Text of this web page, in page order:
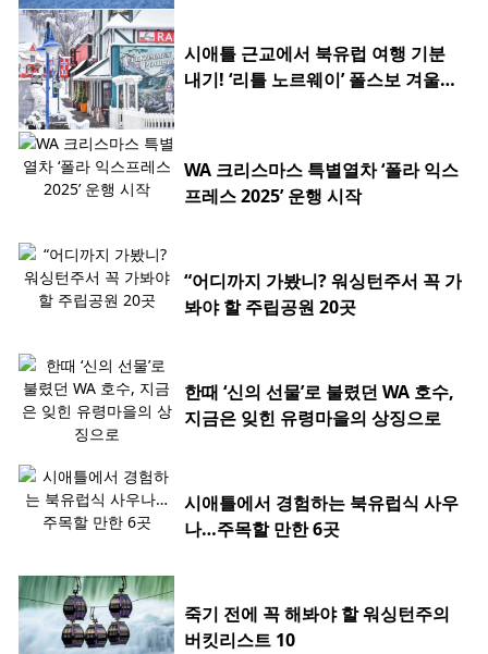
시애틀 근교에서 북유럽 여행 기분
내기! ‘리틀 노르웨이’ 폴스보 겨울여
WA 크리스마스 특별열차 ‘폴라 익스
프레스 2025’ 운행 시작
“어디까지 가봤니? 워싱턴주서 꼭 가
봐야 할 주립공원 20곳
한때 ‘신의 선물’로 불렸던 WA 호수,
지금은 잊힌 유령마을의 상징으로
시애틀에서 경험하는 북유럽식 사우
나…주목할 만한 6곳
죽기 전에 꼭 해봐야 할 워싱턴주의
버킷리스트 10